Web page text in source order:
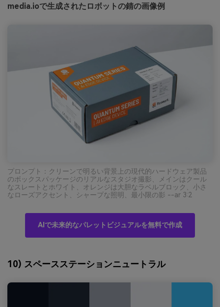
media.ioで生成されたロボットの錆の画像例
プロンプト：クリーンで明るい背景上の現代的ハードウェア製品
のボックスパッケージのリアルなスタジオ撮影、メインはクール
なスレートとホワイト、オレンジは大胆なラベルブロック、小さ
なローズアクセント、シャープな照明、最小限の影 --ar 3:2
AIで未来的なパレットビジュアルを無料で作成
10) スペースステーションニュートラル